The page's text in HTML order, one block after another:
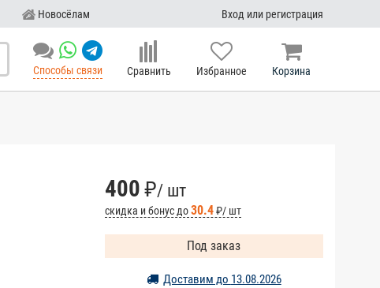
Новосёлам Вход или регистрация
Способы связи Сравнить Избранное Корзина
400₽/ шт
скидка и бонус до 30.4₽/ шт
Под заказ
Доставим до 13.08.2026